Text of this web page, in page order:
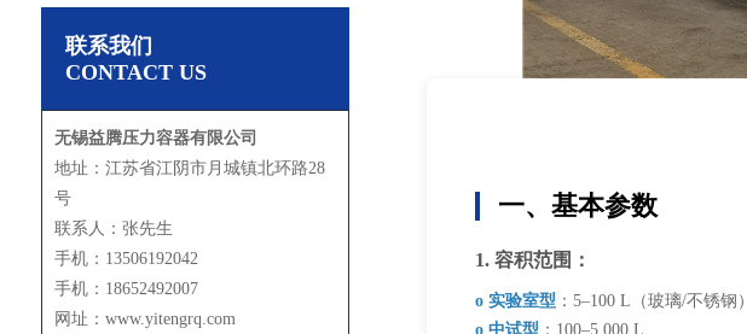
联系我们
CONTACT US
无锡益腾压力容器有限公司
地址：江苏省江阴市月城镇北环路28
号
联系人：张先生
手机：13506192042
手机：18652492007
网址：www.yitengrq.com
一、基本参数
1. 容积范围：
o 实验室型 ：5–100 L（玻璃/不锈钢）
o 中试型 ：100–5,000 L